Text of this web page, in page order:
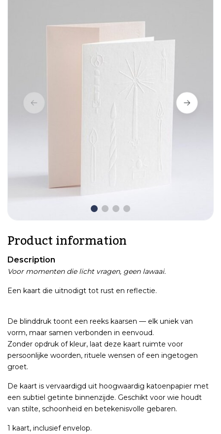
Product information
Description
Voor momenten die licht vragen, geen lawaai.
Een kaart die uitnodigt tot rust en reflectie.
De blinddruk toont een reeks kaarsen — elk uniek van
vorm, maar samen verbonden in eenvoud.
Zonder opdruk of kleur, laat deze kaart ruimte voor
persoonlijke woorden, rituele wensen of een ingetogen
groet.
De kaart is vervaardigd uit hoogwaardig katoenpapier met
een subtiel getinte binnenzijde. Geschikt voor wie houdt
van stilte, schoonheid en betekenisvolle gebaren.
1 kaart, inclusief envelop.